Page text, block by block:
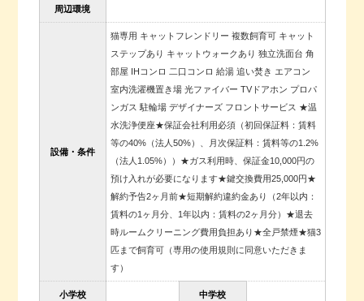
周辺環境
設備・条件
猫専用 キャットフレンドリー 複数飼育可 キャット
ステップあり キャットウォークあり 独立洗面台 角
部屋 IHコンロ 二口コンロ 給湯 追い焚き エアコン
室内洗濯機置き場 光ファイバー TVドアホン プロパ
ンガス 駐輪場 デザイナーズ フロントサービス ★温
水洗浄便座★保証会社利用必須（初回保証料：賃料
等の40%（法人50%）、月次保証料：賃料等の1.2%
（法人1.05%））★ガス利用時、保証金10,000円の
預け入れが必要になります★鍵交換費用25,000円★
解約予告2ヶ月前★短期解約違約金あり（2年以内：
賃料の1ヶ月分、1年以内：賃料の2ヶ月分）★退去
時ルームクリーニング費用負担あり★全戸禁煙★猫3
匹まで飼育可（専用の使用規則に同意いただきま
す）
小学校 中学校